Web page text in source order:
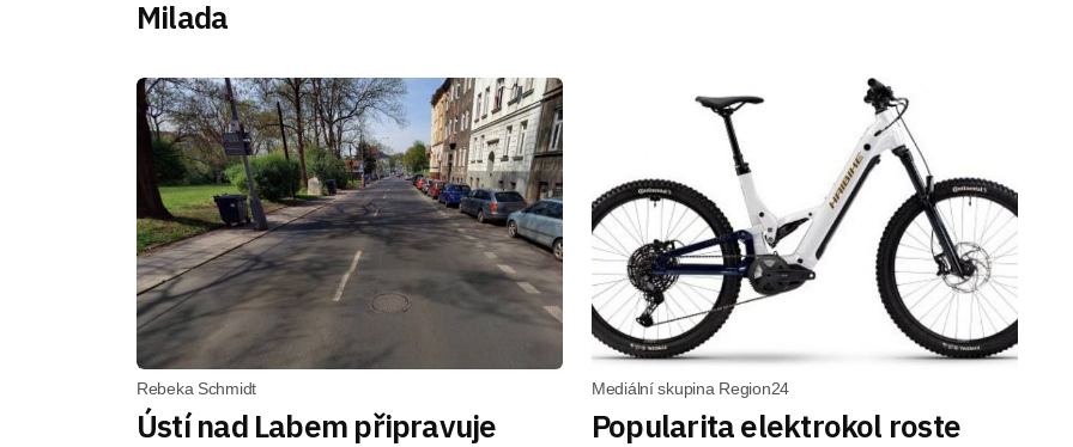
Milada
Rebeka Schmidt
Ústí nad Labem připravuje
Mediální skupina Region24
Popularita elektrokol roste